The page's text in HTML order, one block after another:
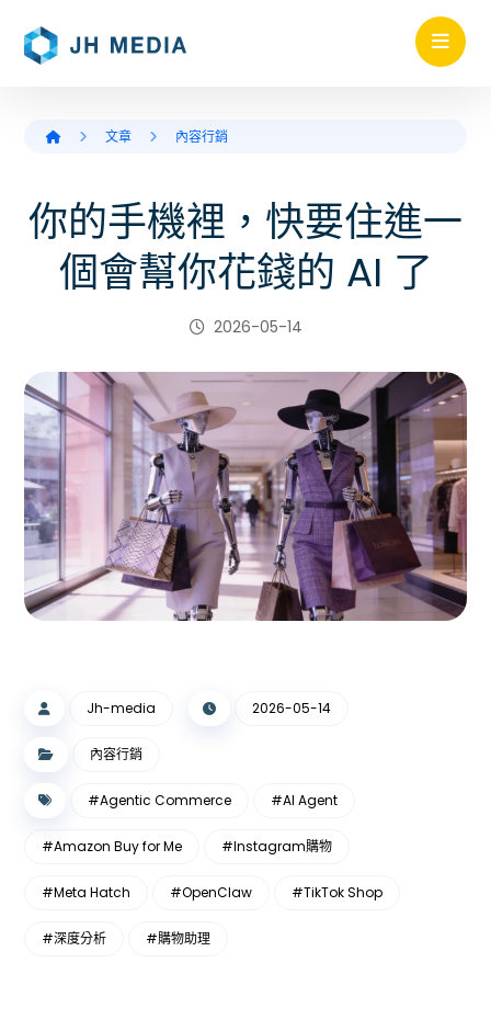
文章 內容行銷
你的手機裡，快要住進一
個會幫你花錢的 AI 了
2026-05-14
Jh-media 2026-05-14
內容行銷
#Agentic Commerce #AI Agent
#Amazon Buy for Me #Instagram購物
#Meta Hatch #OpenClaw #TikTok Shop
#深度分析 #購物助理